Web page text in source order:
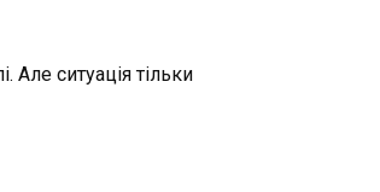
Але ситуація тільки